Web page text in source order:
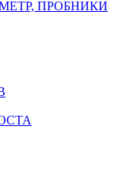
ПРОБНИКИ